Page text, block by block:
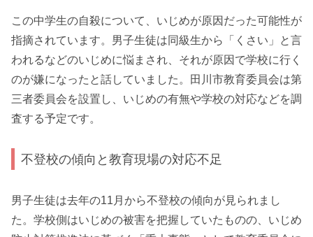
この中学生の自殺について、いじめが原因だった可能性が
指摘されています。男子生徒は同級生から「くさい」と言
われるなどのいじめに悩まされ、それが原因で学校に行く
のが嫌になったと話していました。田川市教育委員会は第
三者委員会を設置し、いじめの有無や学校の対応などを調
査する予定です。
不登校の傾向と教育現場の対応不足
男子生徒は去年の11月から不登校の傾向が見られまし
た。学校側はいじめの被害を把握していたものの、いじめ